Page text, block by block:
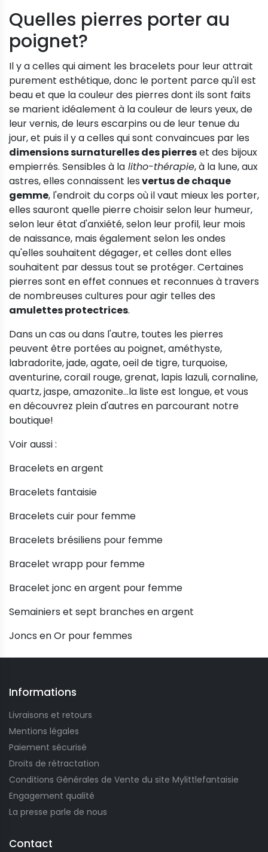
Quelles pierres porter au
poignet?
Il y a celles qui aiment les bracelets pour leur attrait
purement esthétique, donc le portent parce qu'il est
beau et que la couleur des pierres dont ils sont faits
se marient idéalement à la couleur de leurs yeux, de
leur vernis, de leurs escarpins ou de leur tenue du
jour, et puis il y a celles qui sont convaincues par les
dimensions surnaturelles des pierreset des bijoux
empierrés. Sensibles à la litho-thérapie, à la lune, aux
astres, elles connaissent lesvertus de chaque
gemme, l'endroit du corps où il vaut mieux les porter,
elles sauront quelle pierre choisir selon leur humeur,
selon leur état d'anxiété, selon leur profil, leur mois
de naissance, mais également selon les ondes
qu'elles souhaitent dégager, et celles dont elles
souhaitent par dessus tout se protéger. Certaines
pierres sont en effet connues et reconnues à travers
de nombreuses cultures pour agir telles des
amulettes protectrices.
Dans un cas ou dans l'autre, toutes les pierres
peuvent être portées au poignet, améthyste,
labradorite, jade, agate, oeil de tigre, turquoise,
aventurine, corail rouge, grenat, lapis lazuli, cornaline,
quartz, jaspe, amazonite...la liste est longue, et vous
en découvrez plein d'autres en parcourant notre
boutique!
Voir aussi :
Bracelets en argent
Bracelets fantaisie
Bracelets cuir pour femme
Bracelets brésiliens pour femme
Bracelet wrapp pour femme
Bracelet jonc en argent pour femme
Semainiers et sept branches en argent
Joncs en Or pour femmes
Informations
Livraisons et retours
Mentions légales
Paiement sécurisé
Droits de rétractation
Conditions Générales de Vente du site Mylittlefantaisie
Engagement qualité
La presse parle de nous
Contact